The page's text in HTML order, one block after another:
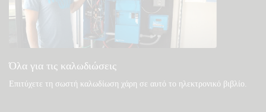
Γενικές λήψεις & τεκμηρίωση
Όλα για τις καλωδιώσεις
Επιτύχετε τη σωστή καλωδίωση χάρη σε αυτό το ηλεκτρονικό βιβλίο.